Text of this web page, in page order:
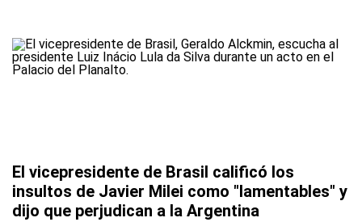
El vicepresidente de Brasil calificó los
insultos de Javier Milei como "lamentables" y
dijo que perjudican a la Argentina